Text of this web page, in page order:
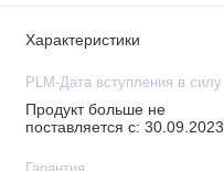
Характеристики
PLM-Дата вступления в силу
Продукт больше не
поставляется с: 30.09.2023